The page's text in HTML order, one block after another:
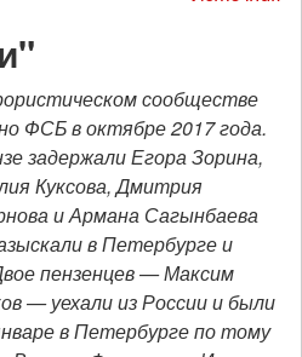
сообществе
ФСБ в октябре 2017 года.
задержали Егора Зорина,
Куксова, Дмитрия
и Армана Сагынбаева
в Петербурге и
пензенцев — Максим
— уехали из России и были
в Петербурге по тому